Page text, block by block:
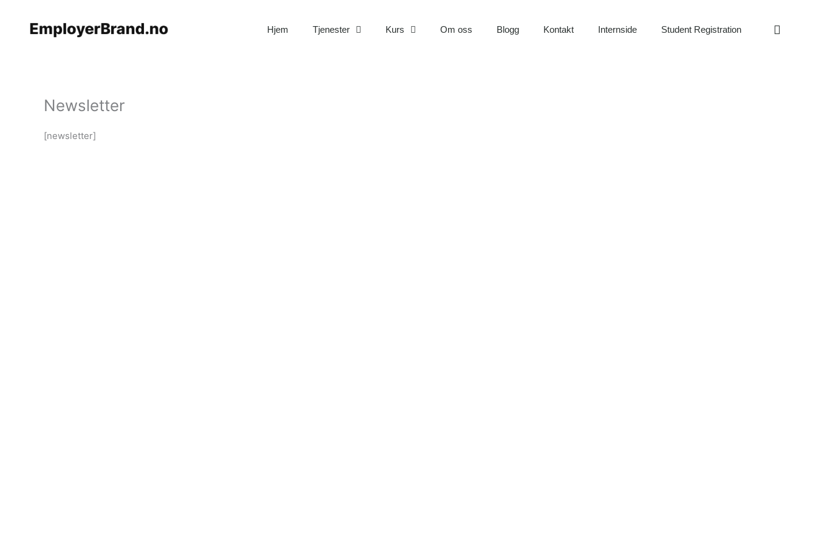
Hjem Tjenester Kurs Om oss Blogg Kontakt Internside Student Registration
Newsletter
[newsletter]